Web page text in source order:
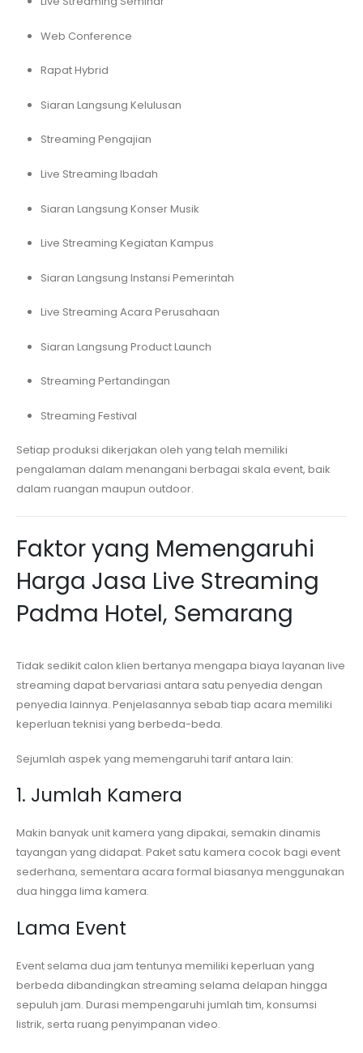
Web Conference
Rapat Hybrid
Siaran Langsung Kelulusan
Streaming Pengajian
Live Streaming Ibadah
Siaran Langsung Konser Musik
Live Streaming Kegiatan Kampus
Siaran Langsung Instansi Pemerintah
Live Streaming Acara Perusahaan
Siaran Langsung Product Launch
Streaming Pertandingan
Streaming Festival
Setiap produksi dikerjakan oleh yang telah memiliki
pengalaman dalam menangani berbagai skala event, baik
dalam ruangan maupun outdoor.
Faktor yang Memengaruhi
Harga Jasa Live Streaming
Padma Hotel, Semarang
Tidak sedikit calon klien bertanya mengapa biaya layanan live
streaming dapat bervariasi antara satu penyedia dengan
penyedia lainnya. Penjelasannya sebab tiap acara memiliki
keperluan teknisi yang berbeda-beda.
Sejumlah aspek yang memengaruhi tarif antara lain:
1. Jumlah Kamera
Makin banyak unit kamera yang dipakai, semakin dinamis
tayangan yang didapat. Paket satu kamera cocok bagi event
sederhana, sementara acara formal biasanya menggunakan
dua hingga lima kamera.
Lama Event
Event selama dua jam tentunya memiliki keperluan yang
berbeda dibandingkan streaming selama delapan hingga
sepuluh jam. Durasi mempengaruhi jumlah tim, konsumsi
listrik, serta ruang penyimpanan video.